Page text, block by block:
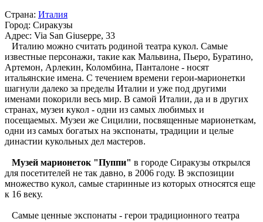
Страна: Италия
Город: Сиракузы
Адрес: Via San Giuseppe, 33
Италию можно считать родиной театра кукол. Самые
известные персонажи, такие как Мальвина, Пьеро, Буратино,
Артемон, Арлекин, Коломбина, Панталоне - носят
итальянские имена. С течением времени герои-марионетки
шагнули далеко за пределы Италии и уже под другими
именами покорили весь мир. В самой Италии, да и в других
странах, музеи кукол - одни из самых любимых и
посещаемых. Музеи же Сицилии, посвященные марионеткам,
одни из самых богатых на экспонаты, традиции и целые
династии кукольных дел мастеров.
Музей марионеток "Пуппи" в городе Сиракузы открылся
для посетителей не так давно, в 2006 году. В экспозиции
множество кукол, самые старинные из которых относятся еще
к 16 веку.
Самые ценные экспонаты - герои традиционного театра